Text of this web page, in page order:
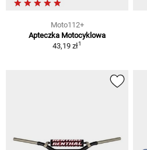
Moto112+
Apteczka Motocyklowa
43,19 zł1